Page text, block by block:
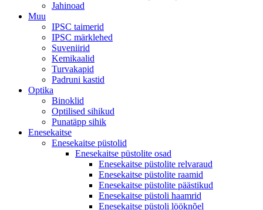
Jahinoad
Muu
IPSC taimerid
IPSC märklehed
Suveniirid
Kemikaalid
Turvakapid
Padruni kastid
Optika
Binoklid
Optilised sihikud
Punatäpp sihik
Enesekaitse
Enesekaitse püstolid
Enesekaitse püstolite osad
Enesekaitse püstolite relvaraud
Enesekaitse püstolite raamid
Enesekaitse püstolite päästikud
Enesekaitse püstoli haamrid
Enesekaitse püstoli lööknõel